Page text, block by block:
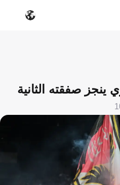
ينجز صفقته الثانية